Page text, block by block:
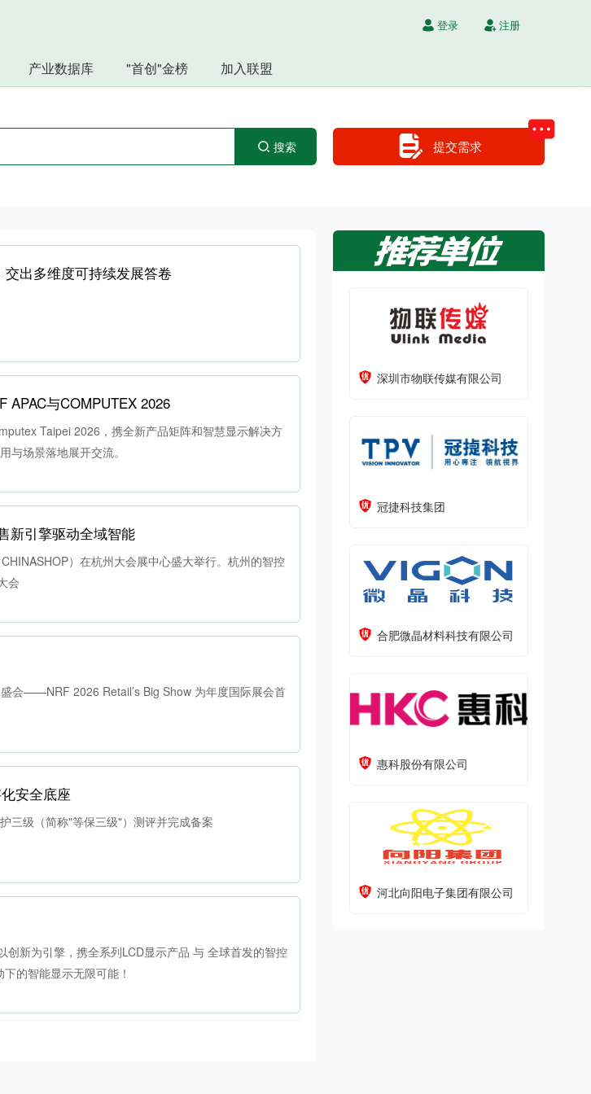
登录 注册
产业数据库 "首创"金榜 加入联盟
搜索 提交需求
出多维度可持续发展答卷
APAC与COMPUTEX 2026
Taipei 2026，携全新产品矩阵和智慧显示解决方
与场景落地展开交流。
新引擎驱动全域智能
）在杭州大会展中心盛大举行。杭州的智控
会
会——NRF 2026 Retail’s Big Show 为年度国际展会首
安全底座
三级（简称"等保三级"）测评并完成备案
创新为引擎，携全系列LCD显示产品 与 全球首发的智控
的智能显示无限可能！
深圳市物联传媒有限公司
冠捷科技集团
合肥微晶材料科技有限公司
惠科股份有限公司
河北向阳电子集团有限公司